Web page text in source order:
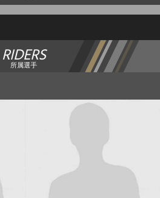
RIDERS
所属選手